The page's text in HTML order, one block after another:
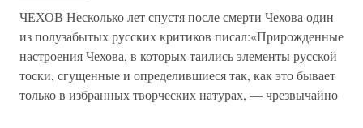
ЧЕХОВ Несколько лет спустя после смерти Чехова один
из полузабытых русских критиков писал:«Прирожденные
настроения Чехова, в которых таились элементы русской
тоски, сгущенные и определившиеся так, как это бывает
только в избранных творческих натурах, — чрезвычайно